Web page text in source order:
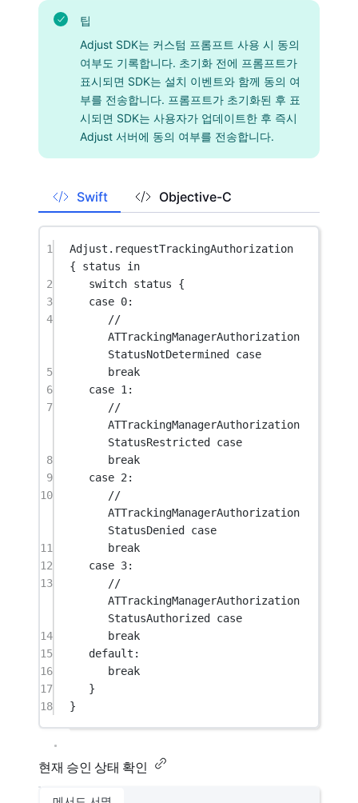
팁
Adjust SDK는 커스텀 프롬프트 사용 시 동의
여부도 기록합니다. 초기화 전에 프롬프트가
표시되면 SDK는 설치 이벤트와 함께 동의 여
부를 전송합니다. 프롬프트가 초기화된 후 표
시되면 SDK는 사용자가 업데이트한 후 즉시
Adjust 서버에 동의 여부를 전송합니다.
Swift Objective-C
1 Adjust. requestTrackingAuthorization
{ status in
2
switch status {
3
case 0:
4
//
ATTrackingManagerAuthorization
StatusNotDetermined case
5
break
6
case 1 :
7
//
ATTrackingManagerAuthorization
StatusRestricted case
8
break
9
case 2 :
10
//
ATTrackingManagerAuthorization
StatusDenied case
11
break
12
case 3:
13
//
ATTrackingManagerAuthorization
StatusAuthorized case
14
break
15
default:
16
break
17
}
18
}
현재 승인 상태 확인